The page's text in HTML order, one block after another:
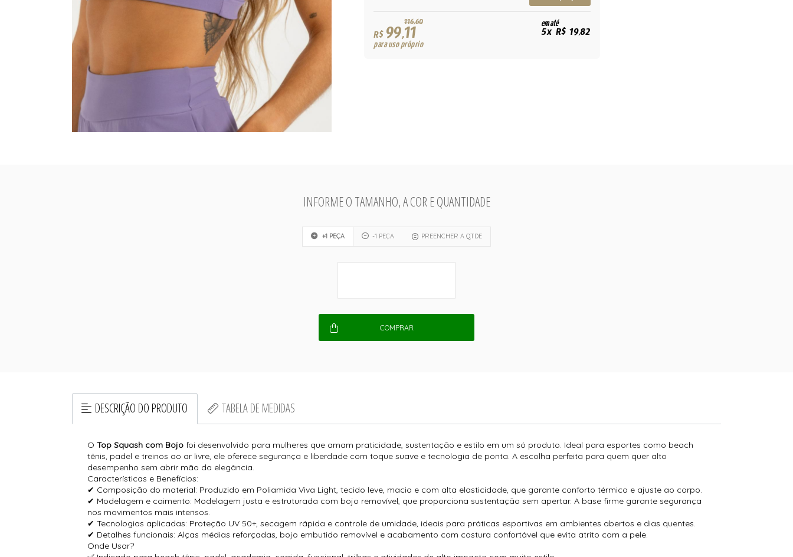
116,60
R$99,11
para uso próprio
em até
5x R$ 19,82
INFORME O TAMANHO, A COR E QUANTIDADE
+1 PEÇA -1 PEÇA PREENCHER A QTDE
COMPRAR
DESCRIÇÃO DO PRODUTO TABELA DE MEDIDAS
OTop Squash com Bojo foi desenvolvido para mulheres que amam praticidade, sustentação e estilo em um só produto. Ideal para esportes como beach
tênis, padel e treinos ao ar livre, ele oferece segurança e liberdade com toque suave e tecnologia de ponta. A escolha perfeita para quem quer alto
desempenho sem abrir mão da elegância.
Características e Benefícios:
✔ Composição do material: Produzido em Poliamida Viva Light, tecido leve, macio e com alta elasticidade, que garante conforto térmico e ajuste ao corpo.
✔ Modelagem e caimento: Modelagem justa e estruturada com bojo removível, que proporciona sustentação sem apertar. A base firme garante segurança
nos movimentos mais intensos.
✔ Tecnologias aplicadas: Proteção UV 50+, secagem rápida e controle de umidade, ideais para práticas esportivas em ambientes abertos e dias quentes.
✔ Detalhes funcionais: Alças médias reforçadas, bojo embutido removível e acabamento com costura confortável que evita atrito com a pele.
Onde Usar?